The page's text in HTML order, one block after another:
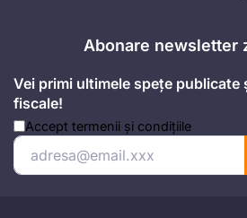
Abonare newsletter
Vei primi ultimele spețe publicate
fiscale!
Accept termenii și condițiile